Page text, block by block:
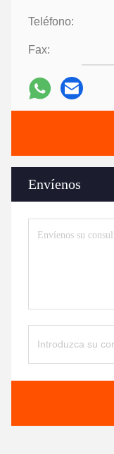
Teléfono:
Fax:
Envíenos